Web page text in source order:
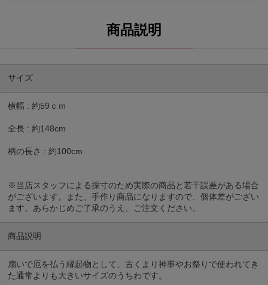
サイズ
横幅 : 約59ｃｍ
全長 : 約148cm
柄の長さ : 約100cm
※当店スタッフによる採寸のため実際の商品と若干誤差がある場合
がございます。また、手作り商品になりますので、個体差がござい
ます。あらかじめご了承のうえ、ご注文ください。
商品説明
扇いで厄を払う縁起物として、古くより神事やお祭りで使われてき
た通常よりも大きいサイズのうちわです。